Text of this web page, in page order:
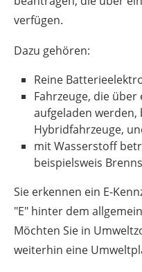
verfügen.
Dazu gehören:
Reine
Fahrzeuge, die
aufgeladen werden,
Hybridfahrzeuge,
mit Wasserstoff
beispielsweis
Sie erkennen ein E-
"E" hinter dem
Möchten Sie in
weiterhin eine